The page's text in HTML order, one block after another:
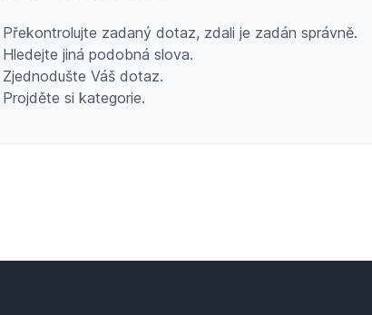
Překontrolujte zadaný dotaz, zdali je zadán správně.
Hledejte jiná podobná slova.
Zjednodušte Váš dotaz.
Projděte si kategorie.